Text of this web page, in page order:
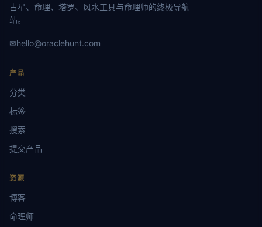
占星、命理、塔罗、风水工具与命理师的终极导航
站。
✉hello@oraclehunt.com
产品
分类
标签
搜索
提交产品
资源
博客
命理师